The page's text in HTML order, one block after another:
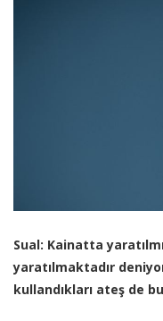
Sual: Kainatta
yaratılmaktadır
kullandıkları ateş de